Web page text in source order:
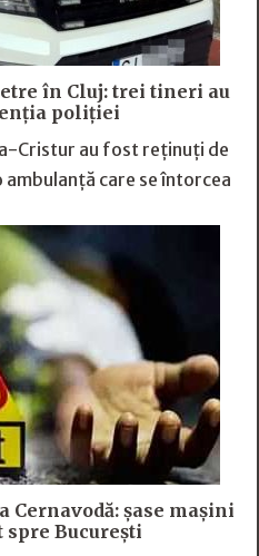
în Cluj: trei tineri au
poliției
Cristur au fost reținuți de
care se întorcea
Cernavodă: șase mașini
București